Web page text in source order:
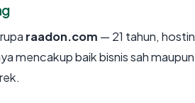
raadon.com — 21 tahun,
mencakup baik bisnis sah maupun